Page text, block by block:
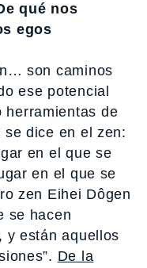
qué nos
egos
son caminos
ese potencial
herramientas de
se dice en el zen:
en el que se
en el que se
zen Eihei Dôgen
se hacen
y están aquellos
De la